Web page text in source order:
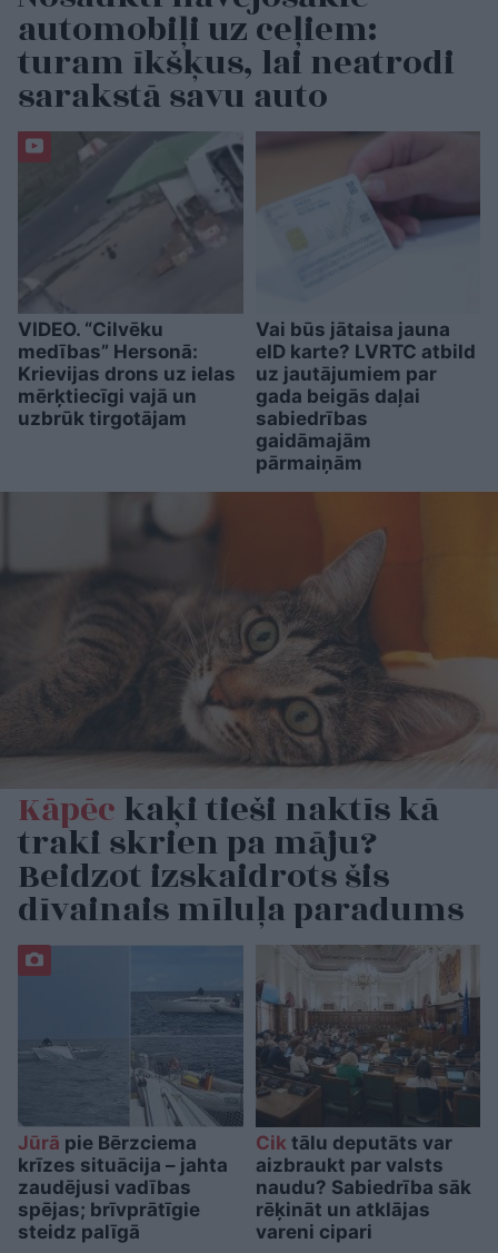
automobiļi uz ceļiem:
turam īkšķus, lai neatrodi
sarakstā savu auto
VIDEO. “Cilvēku
medības” Hersonā:
Krievijas drons uz ielas
mērķtiecīgi vajā un
uzbrūk tirgotājam
Vai būs jātaisa jauna
eID karte? LVRTC atbild
uz jautājumiem par
gada beigās daļai
sabiedrības
gaidāmajām
pārmaiņām
Kāpēckaķi tieši naktīs kā
traki skrien pa māju?
Beidzot izskaidrots šis
dīvainais mīluļa paradums
Jūrā pie Bērzciema
krīzes situācija – jahta
zaudējusi vadības
spējas; brīvprātīgie
steidz palīgā
Cik tālu deputāts var
aizbraukt par valsts
naudu? Sabiedrība sāk
rēķināt un atklājas
vareni cipari